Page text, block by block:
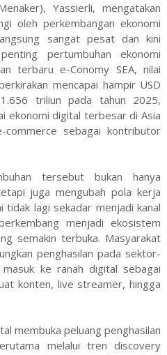
Yassierli, mengatakan
oleh perkembangan ekonomi
sangat pesat dan kini
pertumbuhan ekonomi
terbaru e-Conomy SEA, nilai
mencapai hampir USD
triliun pada tahun 2025,
ekonomi digital terbesar di Asia
sebagai kontributor
tersebut bukan hanya
juga mengubah pola kerja
tidak lagi sekadar menjadi kanal
menjadi ekosistem
semakin terbuka. Masyarakat
penghasilan pada sektor-
ke ranah digital sebagai
konten, live streamer, hingga
membuka peluang penghasilan
melalui tren discovery